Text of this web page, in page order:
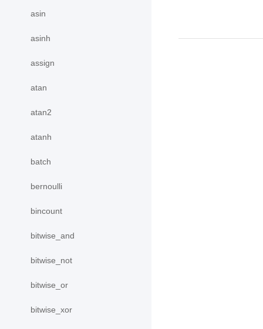
asin
asinh
assign
atan
atan2
atanh
batch
bernoulli
bincount
bitwise_and
bitwise_not
bitwise_or
bitwise_xor